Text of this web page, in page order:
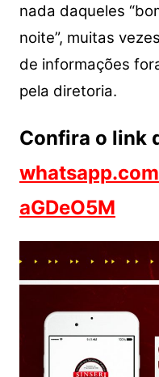
nada daqueles
noite”, muitas
de informações
pela diretoria.
Confira o link
aGDeO5M